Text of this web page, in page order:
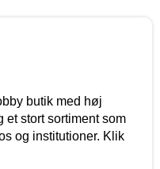
butik med høj
et stort sortiment som
og institutioner. Klik